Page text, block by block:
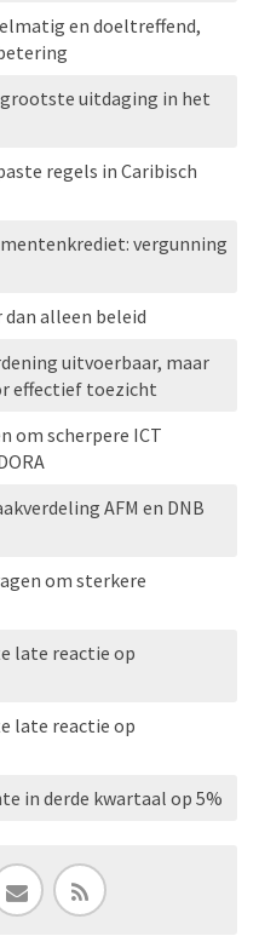
en doeltreffend,
grootste uitdaging in het
regels in Caribisch
vergunning
alleen beleid
uitvoerbaar, maar
effectief toezicht
om scherpere ICT
AFM en DNB
om sterkere
late reactie op
late reactie op
in derde kwartaal op 5%